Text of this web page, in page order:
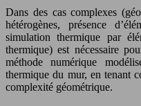
Dans des cas complexes
hétérogènes, présence
simulation thermique par
thermique) est nécessaire
méthode numérique
thermique du mur, en tenant
complexité géométrique.